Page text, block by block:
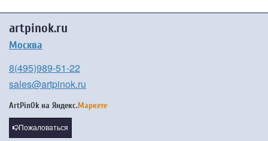
artpinok.ru
Москва
8(495)989-51-22
sales@artpinok.ru
ArtPinOk на Яндекс.Маркете
Пожаловаться